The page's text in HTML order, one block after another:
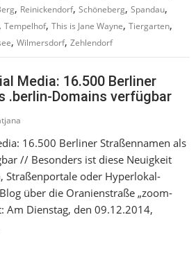
, Reinickendorf,Schöneberg,Spandau,
Tempelhof,This is Jane Wayne,Tiergarten,
,Wilmersdorf,Zehlendorf
Media: 16.500 Berliner
.berlin-Domains verfügbar
16.500 Berliner Straßennamen als
// Besonders ist diese Neuigkeit
Straßenportale oder Hyperlokal-
über die Oranienstraße „zoom-
Am Dienstag, den 09.12.2014,